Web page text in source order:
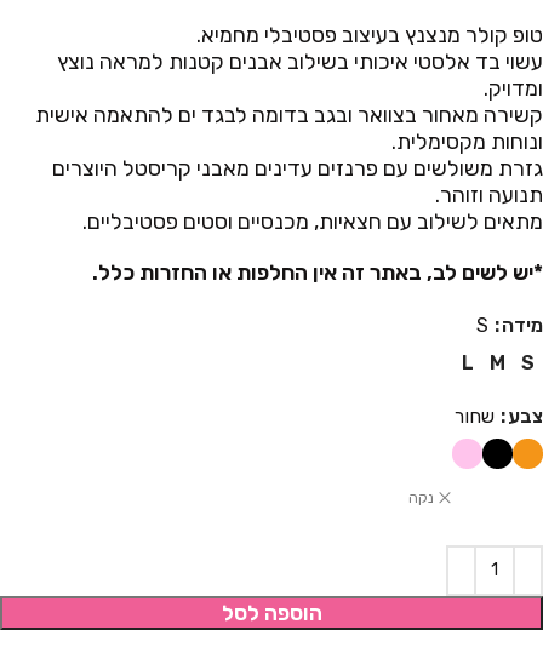
טופ קולר מנצנץ בעיצוב פסטיבלי מחמיא.
עשוי בד אלסטי איכותי בשילוב אבנים קטנות למראה נוצץ
ומדויק.
קשירה מאחור בצוואר ובגב בדומה לבגד ים להתאמה אישית
ונוחות מקסימלית.
גזרת משולשים עם פרנזים עדינים מאבני קריסטל היוצרים
תנועה וזוהר.
מתאים לשילוב עם חצאיות, מכנסיים וסטים פסטיבליים.
*יש לשים לב, באתר זה אין החלפות או החזרות כלל.
מידה
S
S
M
L
צבע שחור
נקה
הוספה לסל